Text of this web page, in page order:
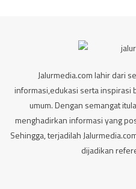
Jalurmedia.com lahir dari
informasi,edukasi serta inspirasi
umum. Dengan semangat
menghadirkan informasi yang
Sehingga, terjadilah
dijadikan